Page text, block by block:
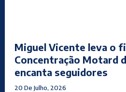
Miguel Vicente leva o
Concentração Motard
encanta seguidores
20 De Julho, 2026